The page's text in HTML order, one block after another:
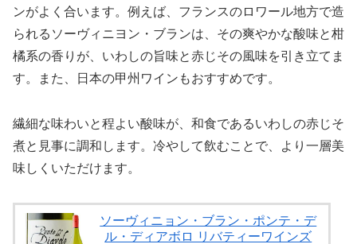
ンがよく合います。例えば、フランスのロワール地方で造
られるソーヴィニヨン・ブランは、その爽やかな酸味と柑
橘系の香りが、いわしの旨味と赤じその風味を引き立てま
す。また、日本の甲州ワインもおすすめです。
繊細な味わいと程よい酸味が、和食であるいわしの赤じそ
煮と見事に調和します。冷やして飲むことで、より一層美
味しくいただけます。
ソーヴィニョン・ブラン・ポンテ・デ
ル・ディアボロ リバティーワインズ